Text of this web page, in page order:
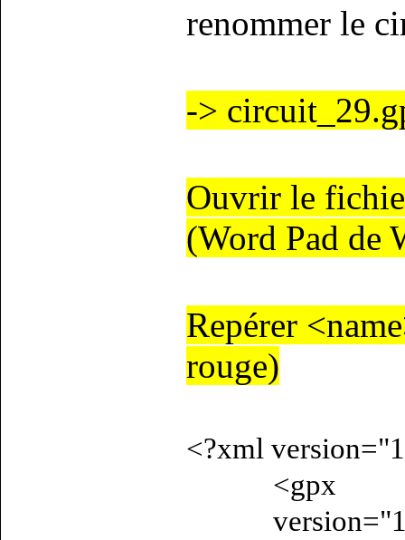
renommer le
->
Ouvrir le
(Word Pad de
Repérer
rouge)
<?xml
<gpx